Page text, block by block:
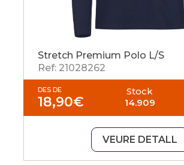
Stretch Premium Polo L/S
Ref: 21028262
DES DE
18,90€
Stock
14.909
VEURE DETALL